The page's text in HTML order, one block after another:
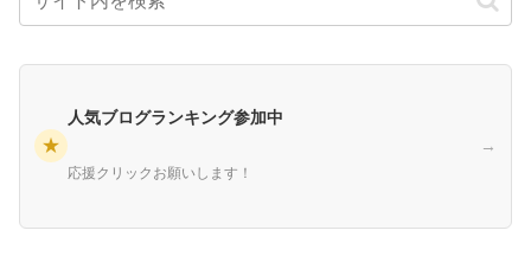
★
人気ブログランキング参加中
応援クリックお願いします！
→